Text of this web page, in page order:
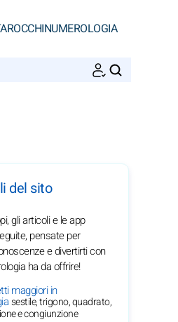
NUMEROLOGIA
del sito
gli articoli e le app
pensate per
e divertirti con
ha da offrire!
maggiori in
sestile, trigono, quadrato,
e congiunzione